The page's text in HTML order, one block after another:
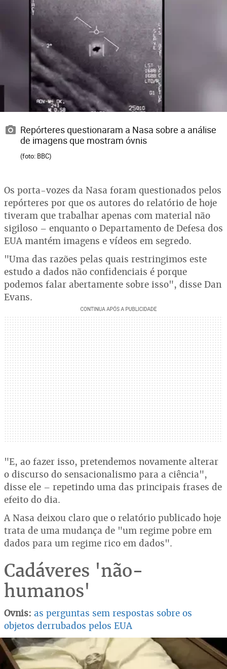
Repórteres questionaram a Nasa sobre a análise
de imagens que mostram óvnis
(foto: BBC)
Os porta-vozes da Nasa foram questionados pelos
repórteres por que os autores do relatório de hoje
tiveram que trabalhar apenas com material não
sigiloso – enquanto o Departamento de Defesa dos
EUA mantém imagens e vídeos em segredo.
"Uma das razões pelas quais restringimos este
estudo a dados não confidenciais é porque
podemos falar abertamente sobre isso", disse Dan
Evans.
"E, ao fazer isso, pretendemos novamente alterar
o discurso do sensacionalismo para a ciência",
disse ele – repetindo uma das principais frases de
efeito do dia.
A Nasa deixou claro que o relatório publicado hoje
trata de uma mudança de "um regime pobre em
dados para um regime rico em dados".
Cadáveres 'não-
humanos'
Ovnis: as perguntas sem respostas sobre os
objetos derrubados pelos EUA